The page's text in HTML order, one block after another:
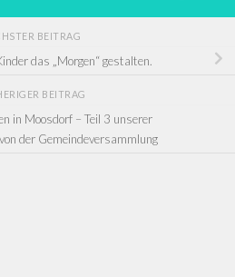
BEITRAG
das „Morgen“ gestalten.
BEITRAG
in Moosdorf – Teil 3 unserer
der Gemeindeversammlung